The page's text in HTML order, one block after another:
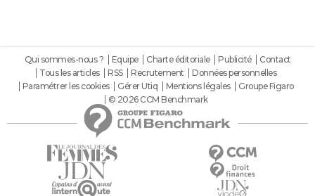
Qui sommes-nous ? Equipe Charte éditoriale Publicité
Contact
Tous les articles
RSS Recrutement
Données personnelles
Paramétrer les cookies
Gérer Utiq Mentions légales
Groupe Figaro
© 2026 CCM Benchmark